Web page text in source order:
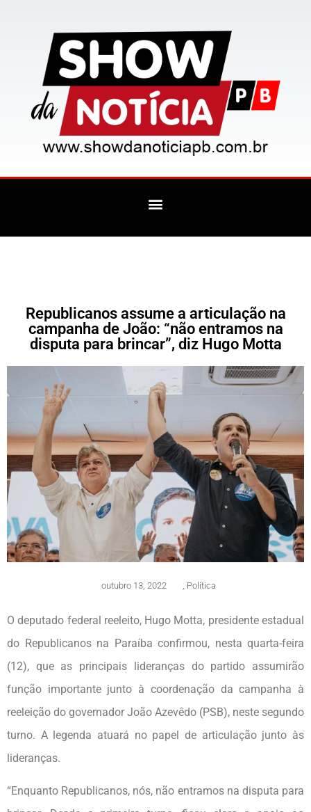
Republicanos assume a articulação na
campanha de João: “não entramos na
disputa para brincar”, diz Hugo Motta
outubro 13, 2022 Política
O deputado federal reeleito, Hugo Motta, presidente estadual
do Republicanos na Paraíba confirmou, nesta quarta-feira
(12), que as principais lideranças do partido assumirão
função importante junto à coordenação da campanha à
reeleição do governador João Azevêdo (PSB), neste segundo
turno. A legenda atuará no papel de articulação junto às
lideranças.
“Enquanto Republicanos, nós, não entramos na disputa para